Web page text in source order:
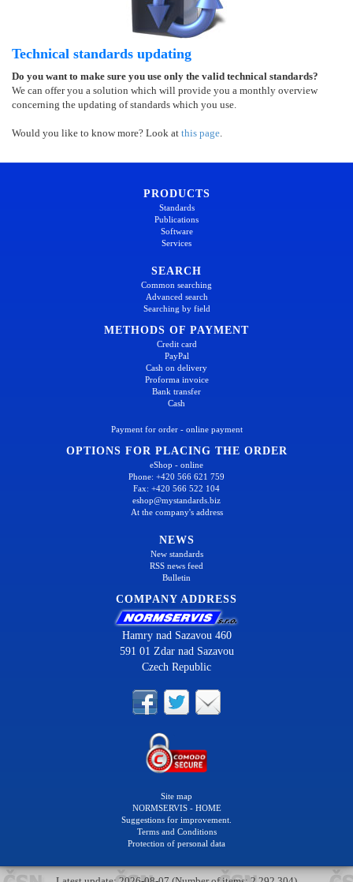
Technical standards updating
Do you want to make sure you use only the valid technical standards?
We can offer you a solution which will provide you a monthly overview
concerning the updating of standards which you use.
Would you like to know more? Look at this page.
PRODUCTS
Standards
Publications
Software
Services
SEARCH
Common searching
Advanced search
Searching by field
METHODS OF PAYMENT
Credit card
PayPal
Cash on delivery
Proforma invoice
Bank transfer
Cash
Payment for order - online payment
OPTIONS FOR PLACING THE ORDER
eShop - online
Phone: +420 566 621 759
Fax: +420 566 522 104
eshop@mystandards.biz
At the company's address
NEWS
New standards
RSS news feed
Bulletin
COMPANY ADDRESS
Hamry nad Sazavou 460
591 01 Zdar nad Sazavou
Czech Republic
Site map
NORMSERVIS - HOME
Suggestions for improvement.
Terms and Conditions
Protection of personal data